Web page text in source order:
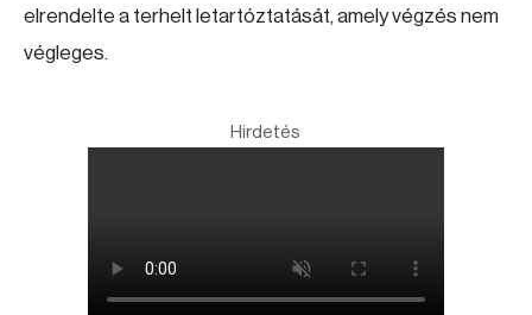
elrendelte a terhelt letartóztatását, amely végzés nem
végleges.
Hirdetés